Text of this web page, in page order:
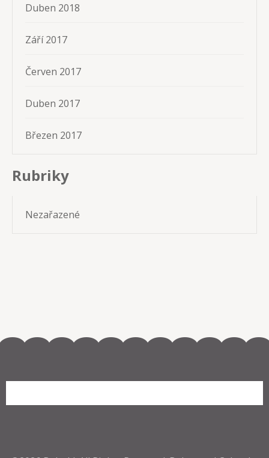
Duben 2018
Září 2017
Červen 2017
Duben 2017
Březen 2017
Rubriky
Nezařazené